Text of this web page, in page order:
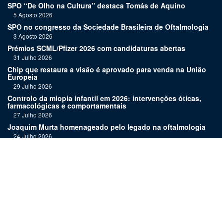
SPO “De Olho na Cultura” destaca Tomás de Aquino
5 Agosto 2026
SPO no congresso da Sociedade Brasileira de Oftalmologia
3 Agosto 2026
Prémios SCML/Pfizer 2026 com candidaturas abertas
31 Julho 2026
Chip que restaura a visão é aprovado para venda na União
Europeia
29 Julho 2026
Controlo da miopia infantil em 2026: intervenções óticas,
farmacológicas e comportamentais
27 Julho 2026
Joaquim Murta homenageado pelo legado na oftalmologia
24 Julho 2026